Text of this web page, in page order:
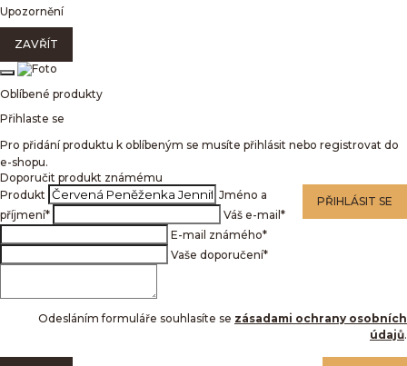
Upozornění
ZAVŘÍT
Oblíbené produkty
Přihlaste se
Pro přidání produktu k oblíbeným se musíte přihlásit nebo registrovat do
e-shopu.
PŘIHLÁSIT SE
Doporučit produkt známému
Produkt
Jméno a
příjmení* Váš e-mail *
E-mail známého*
Vaše doporučení*
Odesláním formuláře souhlasíte se zásadami ochrany osobních
údajů.